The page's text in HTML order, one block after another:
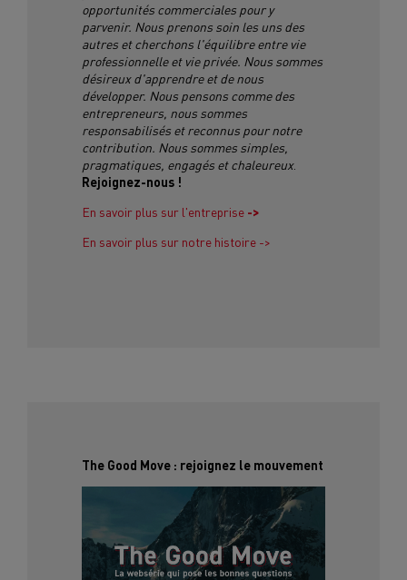
opportunités commerciales pour y
parvenir. Nous prenons soin les uns des
autres et cherchons l'équilibre entre vie
professionnelle et vie privée. Nous sommes
désireux d'apprendre et de nous
développer. Nous pensons comme des
entrepreneurs, nous sommes
responsabilisés et reconnus pour notre
contribution. Nous sommes simples,
pragmatiques, engagés et chaleureux.
Rejoignez-nous !
En savoir plus sur l'entreprise ->
En savoir plus sur notre histoire ->
The Good Move : rejoignez le mouvement